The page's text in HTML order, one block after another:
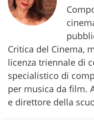
Critica del Cinema,
licenza triennale di
specialistico di
per musica da film.
e direttore della